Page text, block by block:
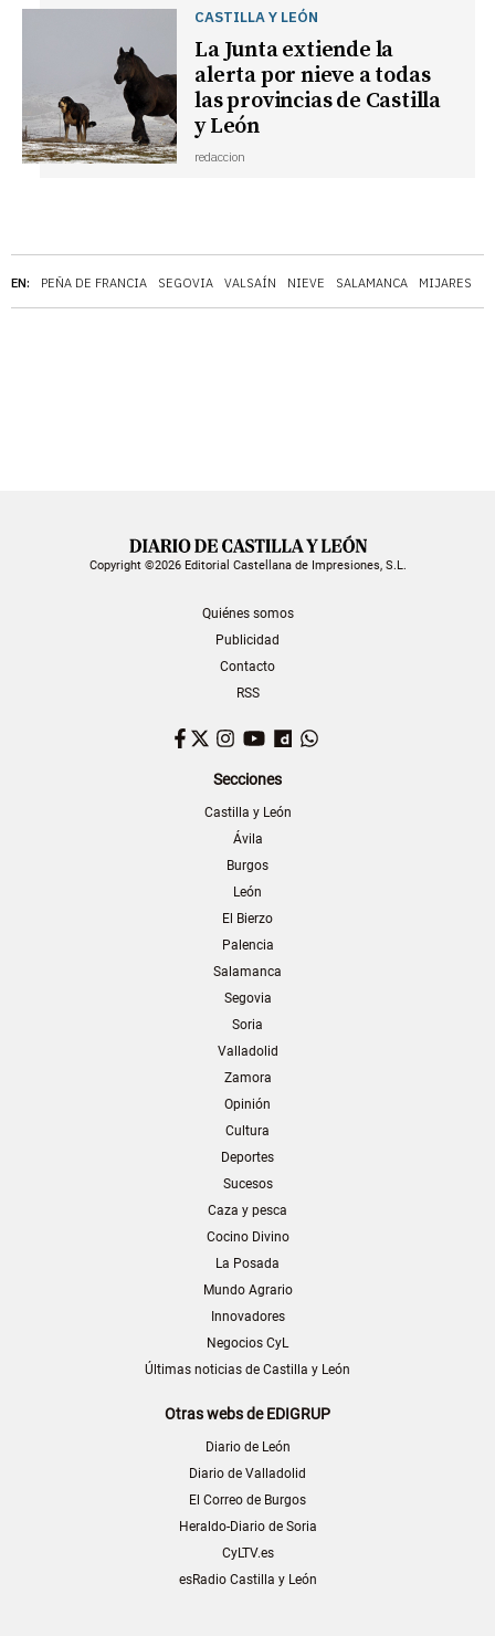
EN: PEÑA DE FRANCIA SEGOVIA VALSAÍN NIEVE SALAMANCA MIJARES
CASTILLA Y LEÓN
La Junta extiende la
alerta por nieve a todas
las provincias de Castilla
y León
redaccion
Copyright ©2026 Editorial Castellana de Impresiones, S.L.
Quiénes somos
Publicidad
Contacto
RSS
Facebook
TwitterInstagram
YouTubeDailymotion
Secciones
Castilla y León
Ávila
Burgos
León
El Bierzo
Palencia
Salamanca
Segovia
Soria
Valladolid
Zamora
Opinión
Cultura
Deportes
Sucesos
Caza y pesca
Cocino Divino
La Posada
Mundo Agrario
Innovadores
Negocios CyL
Últimas noticias de Castilla y León
Otras webs de EDIGRUP
Diario de León
Diario de Valladolid
El Correo de Burgos
Heraldo-Diario de Soria
CyLTV.es
esRadio Castilla y León